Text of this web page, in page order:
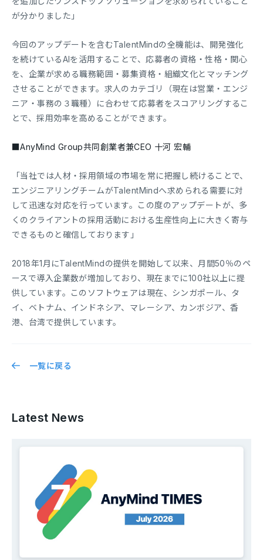
が分かりました」
今回のアップデートを含むTalentMindの全機能は、開発強化
を続けているAIを活用することで、応募者の資格・性格・関心
を、企業が求める職務範囲・募集資格・組織文化とマッチング
させることができます。求人のカテゴリ（現在は営業・エンジ
ニア・事務の３職種）に合わせて応募者をスコアリングするこ
とで、採用効率を高めることができます。
■AnyMind Group共同創業者兼CEO 十河 宏輔
「当社では人材・採用領域の市場を常に把握し続けることで、
エンジニアリングチームがTalentMindへ求められる需要に対
して迅速な対応を行っています。この度のアップデートが、多
くのクライアントの採用活動における生産性向上に大きく寄与
できるものと確信しております」
2018年1月にTalentMindの提供を開始して以来、月間50％のペ
ースで導入企業数が増加しており、現在までに100社以上に提
供しています。このソフトウェアは現在、シンガポール、タ
イ、ベトナム、インドネシア、マレーシア、カンボジア、香
港、台湾で提供しています。
一覧に戻る
Latest News